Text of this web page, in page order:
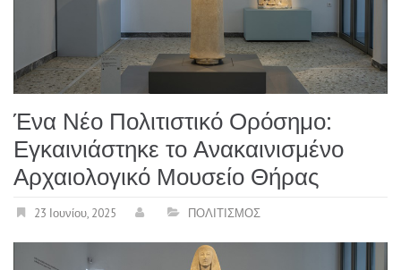
Ένα Νέο Πολιτιστικό Ορόσημο:
Εγκαινιάστηκε το Ανακαινισμένο
Αρχαιολογικό Μουσείο Θήρας
23 Ιουνίου, 2025 ΠΟΛΙΤΙΣΜΟΣ